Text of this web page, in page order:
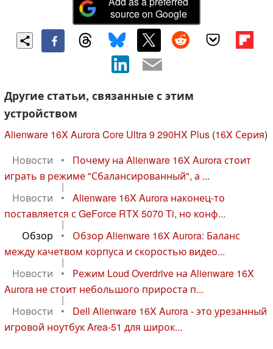
source on Google
Другие статьи, связанные с этим
устройством
Alienware 16X Aurora Core Ultra 9 290HX Plus (16X Серия)
Новости
•
Почему на Alienware 16X Aurora стоит
играть в режиме "Сбалансированный", а ...
|
Новости
•
Alienware 16X Aurora наконец-то
поставляется с GeForce RTX 5070 Ti, но конф...
|
Обзор
•
Обзор Alienware 16X Aurora: Баланс
между качетвом корпуса и скоростью видео...
|
Новости
•
Режим Loud Overdrive на Alienware 16X
Aurora не стоит небольшого прироста п...
|
Новости
•
Dell Alienware 16X Aurora - это урезанный
игровой ноутбук Area-51 для широк...